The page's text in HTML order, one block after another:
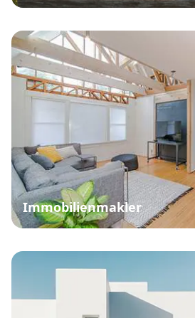
Immobilienmakler